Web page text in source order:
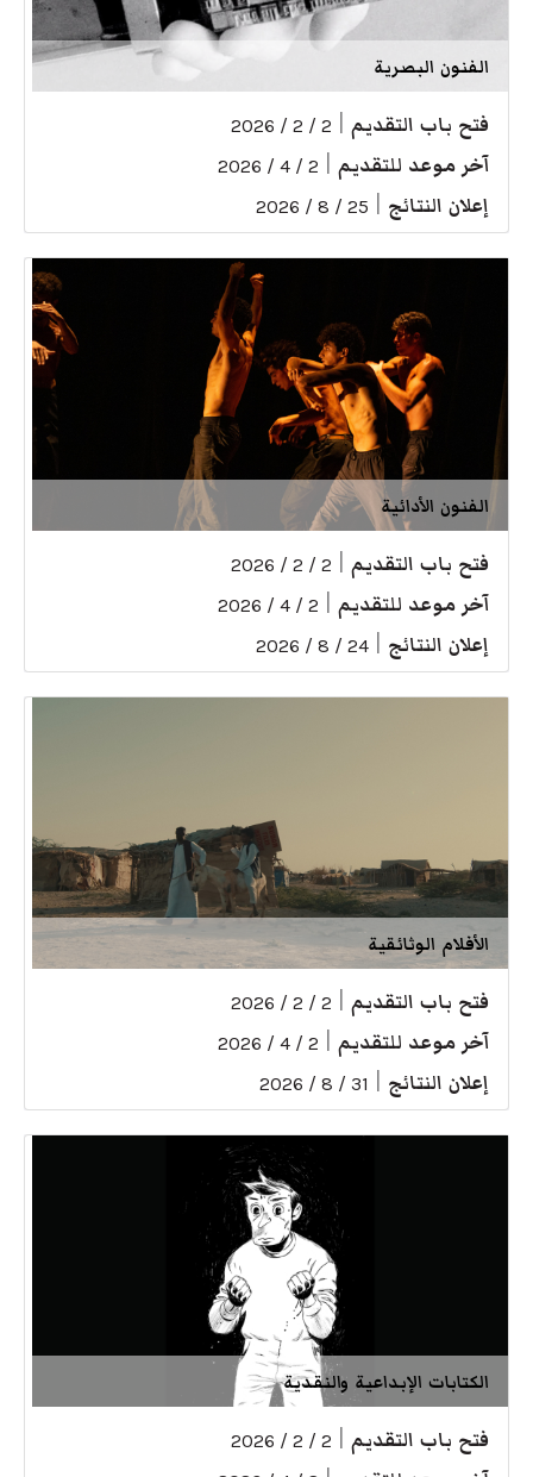
الفنون البصرية
فتح باب التقديم 2 / 2 / 2026
آخر موعد للتقديم 2 / 4 / 2026
إعلان النتائج 25 / 8 / 2026
الفنون الأدائية
فتح باب التقديم 2 / 2 / 2026
آخر موعد للتقديم 2 / 4 / 2026
إعلان النتائج 24 / 8 / 2026
الأفلام الوثائقية
فتح باب التقديم 2 / 2 / 2026
آخر موعد للتقديم 2 / 4 / 2026
إعلان النتائج 31 / 8 / 2026
الكتابات الإبداعية والنقدية
فتح باب التقديم 2 / 2 / 2026